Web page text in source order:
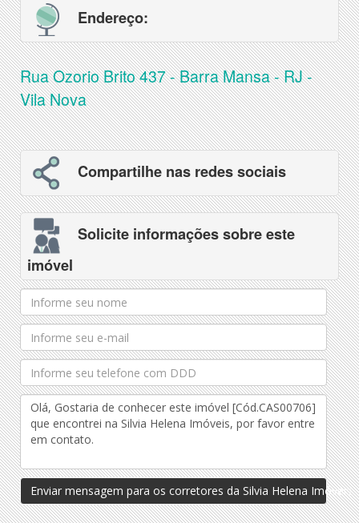
Endereço:
Rua Ozorio Brito 437 - Barra Mansa - RJ -
Vila Nova
Compartilhe nas redes sociais
Solicite informações sobre este
imóvel
Enviar mensagem para os corretores da Silvia Helena Imóveis